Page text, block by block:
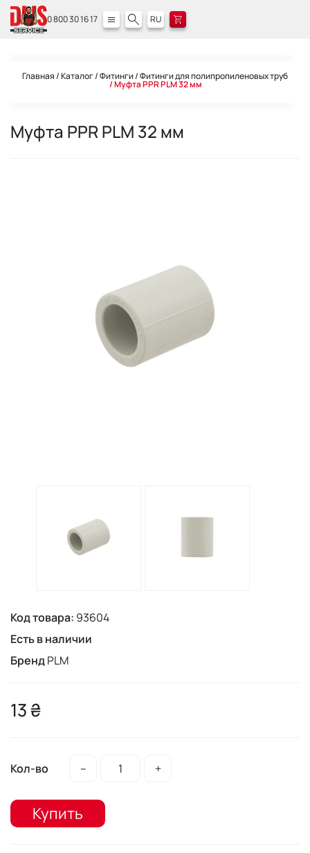
0 800 30 16 17 RU
Главная Каталог Фитинги Фитинги для полипропиленовых труб
Муфта PPR PLM 32 мм
Муфта PPR PLM 32 мм
Код товара: 93604
Есть в наличии
БрендPLM
13 ₴
Кол-во – +
Купить